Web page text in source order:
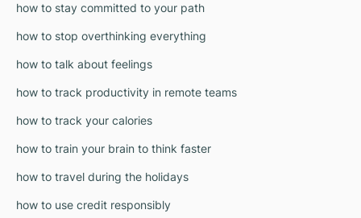
how to stay committed to your path
how to stop overthinking everything
how to talk about feelings
how to track productivity in remote teams
how to track your calories
how to train your brain to think faster
how to travel during the holidays
how to use credit responsibly